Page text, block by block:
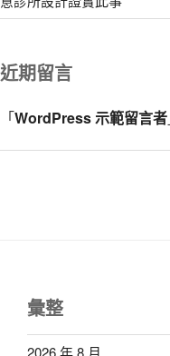
近期留言
「WordPress 示範留言者
彙整
2026 年 8 月